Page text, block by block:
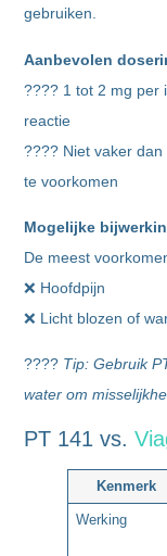
gebruiken.
Aanbevolen
???? 1 tot 2 mg per
reactie
???? Niet vaker
te voorkomen
Mogelijke
De meest
❌ Hoofdpijn
❌ Licht blozen of
???? Tip: Gebruik
water om
PT 141 vs.
Kenmerk
Werking